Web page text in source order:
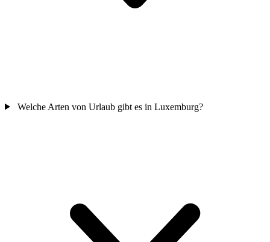
Welche Arten von Urlaub gibt es in Luxemburg?